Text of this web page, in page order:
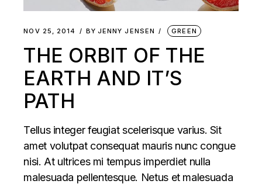
NOV 25, 2014 BY JENNY JENSEN GREEN
THE ORBIT OF THE
EARTH AND IT’S
PATH
Tellus integer feugiat scelerisque varius. Sit
amet volutpat consequat mauris nunc congue
nisi. At ultrices mi tempus imperdiet nulla
malesuada pellentesque. Netus et malesuada